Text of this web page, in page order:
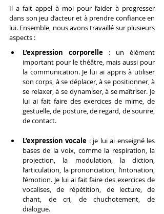
Il a fait appel à moi pour l’aider à progresser
dans son jeu d’acteur et à prendre confiance en
lui. Ensemble, nous avons travaillé sur plusieurs
aspects :
L’expression corporelle : un élément
important pour le théâtre, mais aussi pour
la communication. Je lui ai appris à utiliser
son corps, à se déplacer, à se positionner, à
se relaxer, à se dynamiser, à se maîtriser. Je
lui ai fait faire des exercices de mime, de
gestuelle, de posture, de regard, de sourire,
de contact.
L’expression vocale : je lui ai enseigné les
bases de la voix, comme la respiration, la
projection, la modulation, la diction,
l’articulation, la prononciation, l’intonation,
l’émotion. Je lui ai fait faire des exercices de
vocalises, de répétition, de lecture, de
chant, de cri, de chuchotement, de
dialogue.